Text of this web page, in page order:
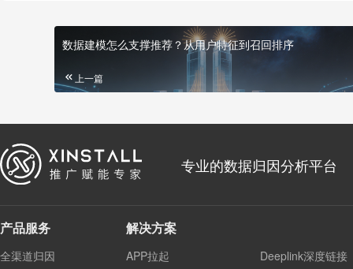
数据建模怎么支撑推荐？从用户特征到召回排序
上一篇
专业的数据归因分析平台
产品服务
全渠道归因
解决方案
APP拉起
Deeplink深度链接